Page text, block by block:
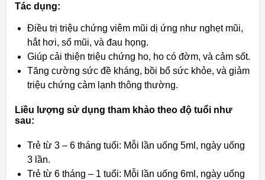
Tác dụng:
Điều trị triệu chứng viêm mũi dị ứng như nghẹt mũi,
hắt hơi, sổ mũi, và đau họng.
Giúp cải thiện triệu chứng ho, ho có đờm, và cảm sốt.
Tăng cường sức đề kháng, bồi bổ sức khỏe, và giảm
triệu chứng cảm lạnh thông thường.
Liều lượng sử dụng tham khảo theo độ tuổi như
sau:
Trẻ từ 3 – 6 tháng tuổi: Mỗi lần uống 5ml, ngày uống
3 lần.
Trẻ từ 6 tháng – 1 tuổi: Mỗi lần uống 6ml, ngày uống